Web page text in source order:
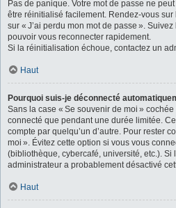
Pas de panique. Votre mot de passe ne
être réinitialisé facilement. Rendez-vous
sur « J’ai perdu mon mot de passe ».
pouvoir vous reconnecter rapidement.
Si la réinitialisation échoue, contactez un
Haut
Pourquoi suis-je déconnecté
Sans la case « Se souvenir de moi »
connecté que pendant une durée limitée.
compte par quelqu’un d’autre. Pour rester
moi ». Évitez cette option si vous vous
(bibliothèque, cybercafé, université, etc.). Si
administrateur a probablement désactivé
Haut